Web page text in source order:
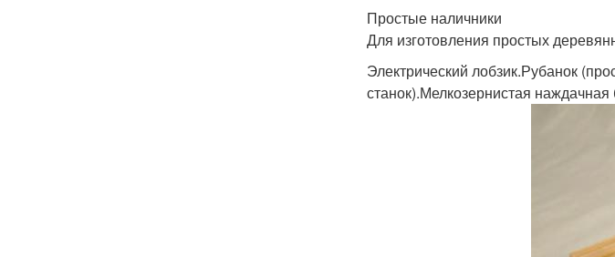
Простые наличники
Для изготовления простых
Электрический лобзик.Рубанок
станок).Мелкозернистая